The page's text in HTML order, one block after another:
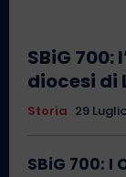
SBiG 700:
diocesi di
Storia 29
SBiG 700: I